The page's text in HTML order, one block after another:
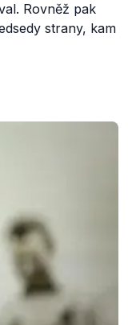
Rovněž pak
strany, kam